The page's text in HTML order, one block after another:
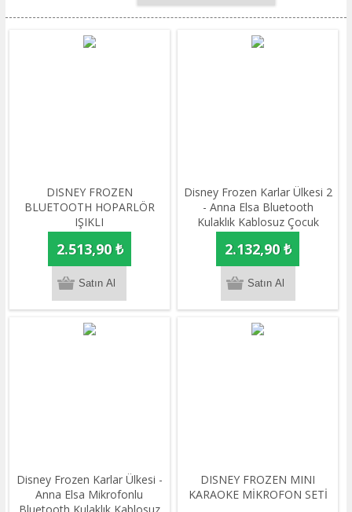
DISNEY FROZEN
BLUETOOTH HOPARLÖR
IŞIKLI
2.513,90 ₺
Disney Frozen Karlar Ülkesi 2
- Anna Elsa Bluetooth
Kulaklık Kablosuz Çocuk
Kulaklığı Lisanslı
2.132,90 ₺
Disney Frozen Karlar Ülkesi -
Anna Elsa Mikrofonlu
DISNEY FROZEN MINI
KARAOKE MİKROFON SETİ